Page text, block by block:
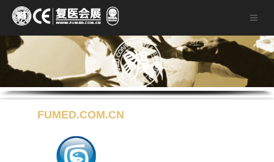
FUMED.COM.CN